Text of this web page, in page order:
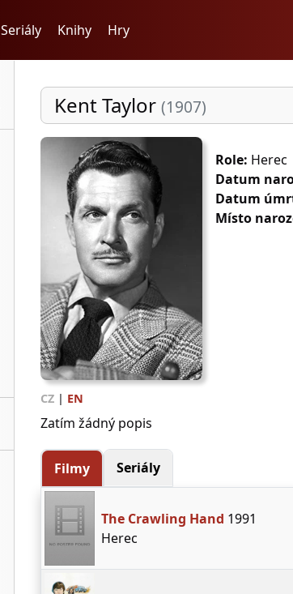
Seriály Knihy Hry
Kent Taylor (1907)
Role: Herec
Datum
Datum
Místo
CZ | EN
Zatím žádný popis
Filmy Seriály
The Crawling Hand 1991
Herec